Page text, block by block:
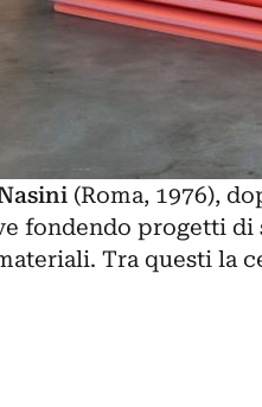
(Roma, 1976),
fondendo progetti di
Tra questi la